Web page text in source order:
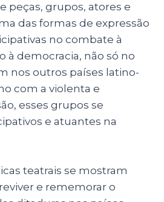
peças, grupos, atores e
das formas de expressão
no combate à
à democracia, não só no
nos outros países latino-
com a violenta e
esses grupos se
e atuantes na
teatrais se mostram
e rememorar o